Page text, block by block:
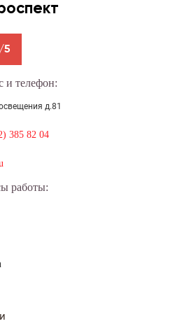
5
и телефон:
д.81
385 82 04
работы: